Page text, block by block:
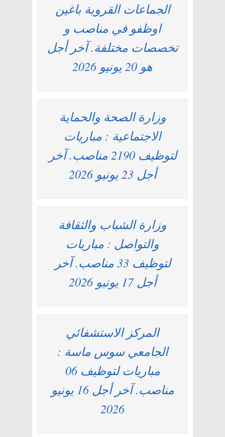
الجماعات القروية باغين
اوظفو في مناصب و
تخصصات مختلفة. آخر أجل
هو 20 يونيو 2026
وزارة الصحة والحماية
الاجتماعية : مباريات
لتوظيف 2190 مناصب. آخر
أجل 23 يونيو 2026
وزارة الشباب والثقافة
والتواصل : مباريات
لتوظيف 33 مناصب. آخر
أجل 17 يونيو 2026
المركز الاستشفائي
الجامعي سوس ماسة :
مباريات لتوظيف 06
مناصب. آخر أجل 16 يونيو
2026